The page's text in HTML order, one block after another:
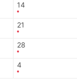
14
21
28
4